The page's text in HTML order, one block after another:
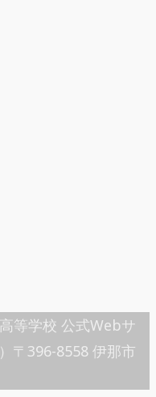
等学校 公式Webサ
〒396-8558 伊那市